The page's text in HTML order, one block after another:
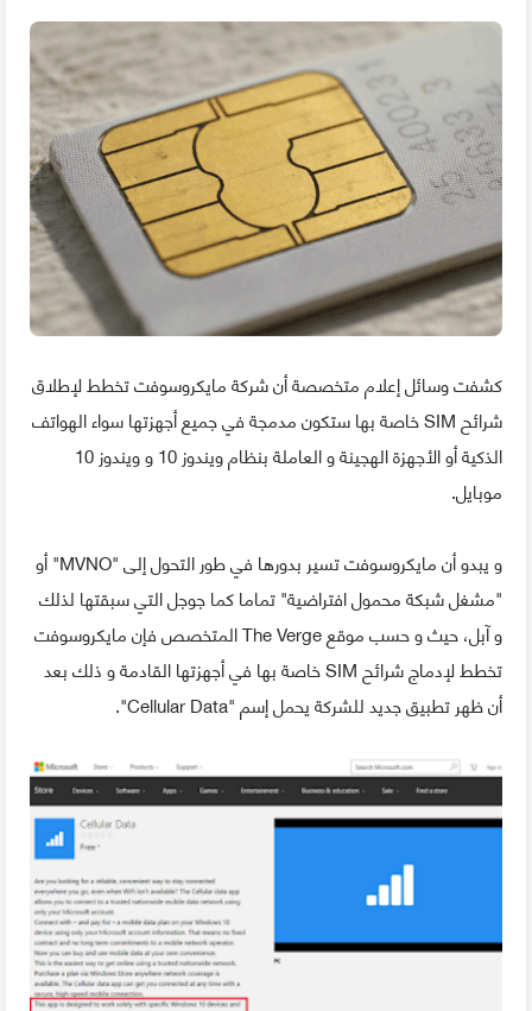
كشفت وسائل إعلام متخصصة أن شركة مايكروسوفت تخطط لإطلاق
شرائح SIM خاصة بها ستكون مدمجة في جميع أجهزتها سواء الهواتف
الذكية أو الأجهزة الهجينة و العاملة بنظام ويندوز 10 و ويندوز 10
موبايل.
و يبدو أن مايكروسوفت تسير بدورها في طور التحول إلى "MVNO" أو
"مشغل شبكة محمول افتراضية" تماما كما جوجل التي سبقتها لذلك
و آبل، حيث و حسب موقع The Verge المتخصص فإن مايكروسوفت
تخطط لإدماج شرائح SIM خاصة بها في أجهزتها القادمة و ذلك بعد
أن ظهر تطبيق جديد للشركة يحمل إسم "Cellular Data".